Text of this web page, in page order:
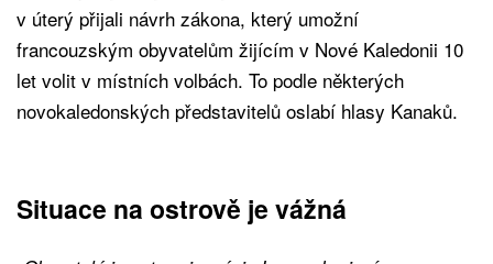
v úterý přijali návrh zákona, který umožní
francouzským obyvatelům žijícím v Nové Kaledonii 10
let volit v místních volbách. To podle některých
novokaledonských představitelů oslabí hlasy Kanaků.
Situace na ostrově je vážná